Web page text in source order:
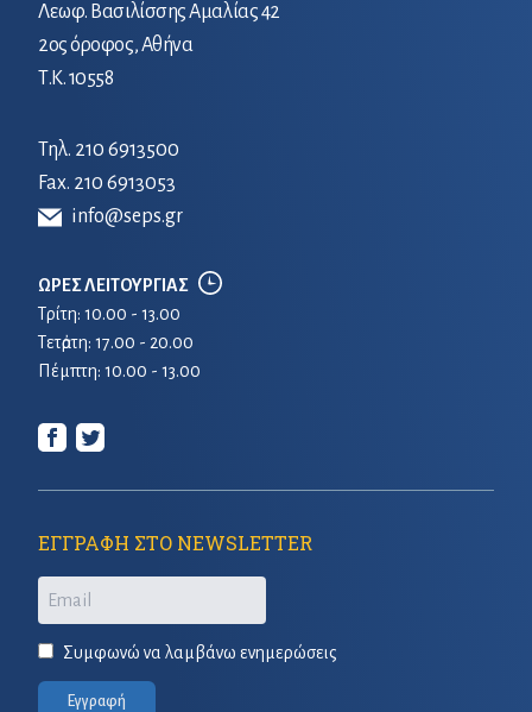
Λεωφ. Βασιλίσσης Αμαλίας 42
2ος όροφος, Αθήνα
Τ.Κ. 10558
Τηλ. 210 6913500
Fax. 210 6913053
info@seps.gr
ΩΡΕΣ ΛΕΙΤΟΥΡΓΙΑΣ
Τρίτη: 10.00 - 13.00
Τετἀρτη: 17.00 - 20.00
Πέμπτη: 10.00 - 13.00
ΕΓΓΡΑΦΗ ΣΤΟ NEWSLETTER
Email
Συμφωνώ να λαμβάνω ενημερώσεις
Εγγραφή